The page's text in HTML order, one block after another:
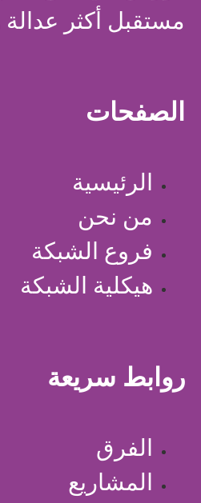
مستقبل أكثر
الصفحات
الرئيسية
من نحن
فروع الشبكة
هيكلية الشبكة
روابط سريعة
الفرق
المشاريع